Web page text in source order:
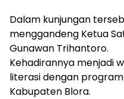
Dalam kunjungan
menggandeng Ketua
Gunawan Trihantoro.
Kehadirannya menjadi
literasi dengan
Kabupaten Blora.